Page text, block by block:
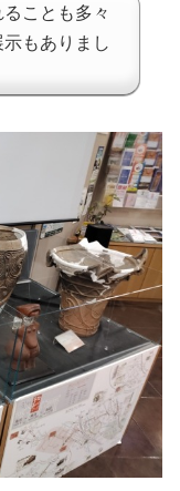
ことも多々
もありまし